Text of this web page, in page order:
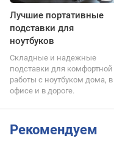
Лучшие портативные
подставки для
ноутбуков
Складные и надежные
подставки для комфортной
работы с ноутбуком дома, в
офисе и в дороге.
Рекомендуем